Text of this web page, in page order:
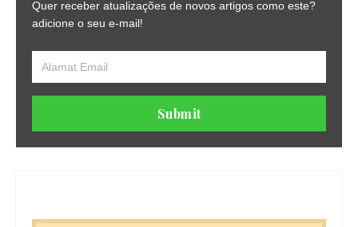
Quer receber atualizações de novos artigos como este?
adicione o seu e-mail!